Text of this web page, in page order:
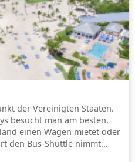
der Vereinigten Staaten.
besucht man am besten,
einen Wagen mietet oder
den Bus-Shuttle nimmt...